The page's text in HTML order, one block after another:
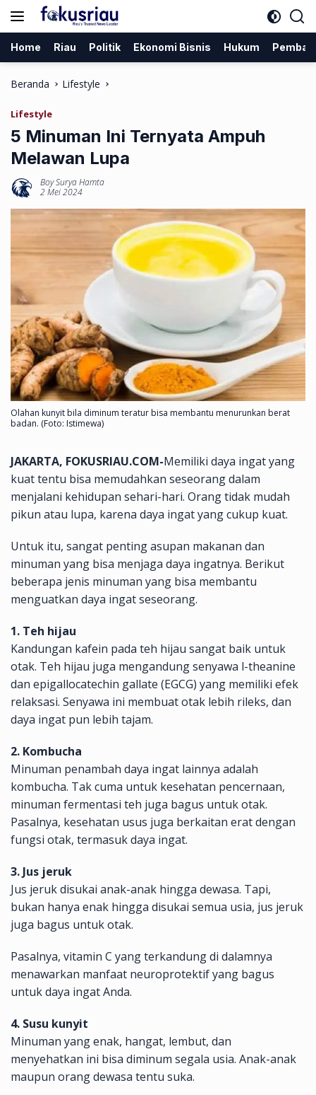
Langsung
Home Riau Politik Ekonomi Bisnis Hukum
Beranda Lifestyle
Lifestyle
5 Minuman Ini Ternyata Ampuh
Melawan Lupa
Boy Surya Hamta
2 Mei 2024
Olahan kunyit bila diminum teratur bisa membantu menurunkan berat
badan. (Foto: Istimewa)
JAKARTA, FOKUSRIAU.COM-Memiliki daya ingat yang
kuat tentu bisa memudahkan seseorang dalam
menjalani kehidupan sehari-hari. Orang tidak mudah
pikun atau lupa, karena daya ingat yang cukup kuat.
Untuk itu, sangat penting asupan makanan dan
minuman yang bisa menjaga daya ingatnya. Berikut
beberapa jenis minuman yang bisa membantu
menguatkan daya ingat seseorang.
1. Teh hijau
Kandungan kafein pada teh hijau sangat baik untuk
otak. Teh hijau juga mengandung senyawa l-theanine
dan epigallocatechin gallate (EGCG) yang memiliki efek
relaksasi. Senyawa ini membuat otak lebih rileks, dan
daya ingat pun lebih tajam.
2. Kombucha
Minuman penambah daya ingat lainnya adalah
kombucha. Tak cuma untuk kesehatan pencernaan,
minuman fermentasi teh juga bagus untuk otak.
Pasalnya, kesehatan usus juga berkaitan erat dengan
fungsi otak, termasuk daya ingat.
3. Jus jeruk
Jus jeruk disukai anak-anak hingga dewasa. Tapi,
bukan hanya enak hingga disukai semua usia, jus jeruk
juga bagus untuk otak.
Pasalnya, vitamin C yang terkandung di dalamnya
menawarkan manfaat neuroprotektif yang bagus
untuk daya ingat Anda.
4. Susu kunyit
Minuman yang enak, hangat, lembut, dan
menyehatkan ini bisa diminum segala usia. Anak-anak
maupun orang dewasa tentu suka.